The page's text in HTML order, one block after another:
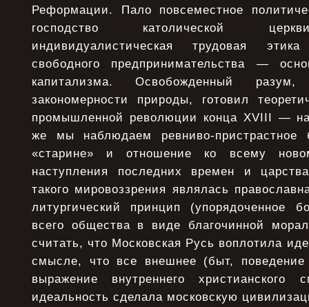
Реформации. Пало повсеместное
господство католической
индивидуалистическая трудовая
свободного предпринимательства —
капитализма. Освобожденный
закономерности природы, готовил
промышленной революции конца XVIII —
же мы наблюдаем ревниво-пристрастное
«старине» и отношение ко всему
наступления последних времен и
такого мировоззрения являлась
литургический принцип (упорядоченное
всего общества в виде благочинной
считать, что Московская Русь воплотила
смысле, что все внешнее (быт,
выражение внутреннего христианского
идеальность сделала московскую